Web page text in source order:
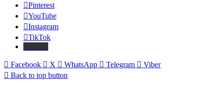
Pinterest
YouTube
Instagram
TikTok
Facebook X WhatsApp Telegram
Viber
Back to top button